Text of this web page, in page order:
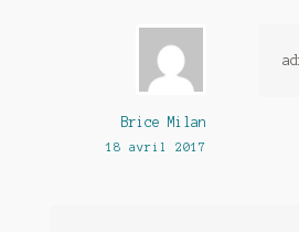
Brice Milan
18 avril 2017